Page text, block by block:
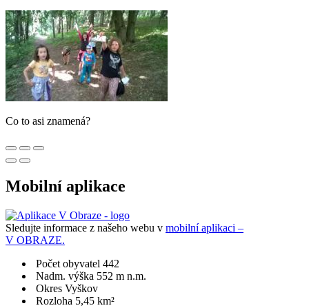
Co to asi znamená?
Mobilní aplikace
Sledujte informace z našeho webu v mobilní aplikaci –
V OBRAZE.
Počet obyvatel 442
Nadm. výška 552 m n.m.
Okres Vyškov
Rozloha 5,45 km²